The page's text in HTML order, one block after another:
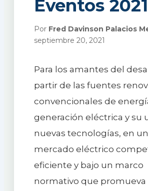
Eventos
Por Fred Davinson Palacios
septiembre 20, 2021
Para los amantes del
partir de las fuentes
convencionales de
generación eléctrica y su
nuevas tecnologías, en un
mercado eléctrico
eficiente y bajo un marco
normativo que promueva